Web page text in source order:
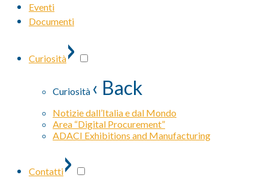
Eventi
Documenti
Curiosità›
Curiosità ‹ Back
Notizie dall’Italia e dal Mondo
Area “Digital Procurement”
ADACI Exhibitions and Manufacturing
Contatti›